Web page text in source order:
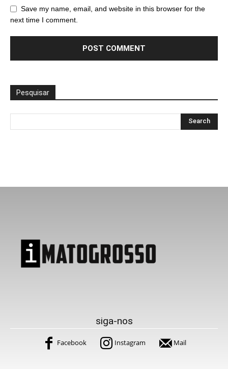
Save my name, email, and website in this browser for the
next time I comment.
Pesquisar
siga-nos
Facebook Instagram Mail